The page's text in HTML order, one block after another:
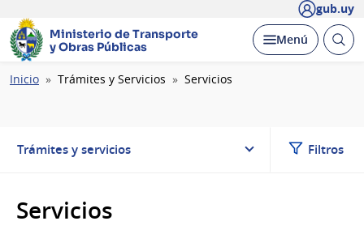
gub.uy
Ministerio de Transporte
y Obras Públicas
Desplegar
Menú Abrir
Ruta
Inicio Trámites y Servicios Servicios
Trámites y servicios Filtros
Servicios